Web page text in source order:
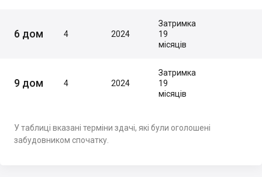
6 дом 4 2024
Затримка
19
місяців
9 дом 4 2024
Затримка
19
місяців
У таблиці вказані терміни здачі, які були оголошені
забудовником спочатку.